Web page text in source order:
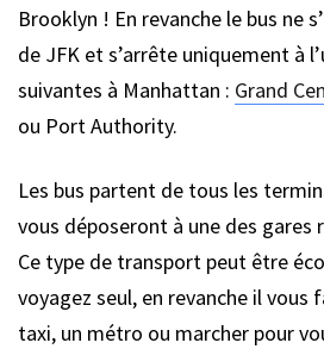
Brooklyn ! En revanche le bus ne
de JFK et s’arrête uniquement à
suivantes à Manhattan : Grand
ou Port Authority.
Les bus partent de tous les
vous déposeront à une des gares
Ce type de transport peut être
voyagez seul, en revanche il vous
taxi, un métro ou marcher pour